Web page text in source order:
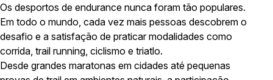
Os desportos de endurance nunca foram tão populares.
Em todo o mundo, cada vez mais pessoas descobrem o
desafio e a satisfação de praticar modalidades como
corrida, trail running, ciclismo e triatlo.
Desde grandes maratonas em cidades até pequenas